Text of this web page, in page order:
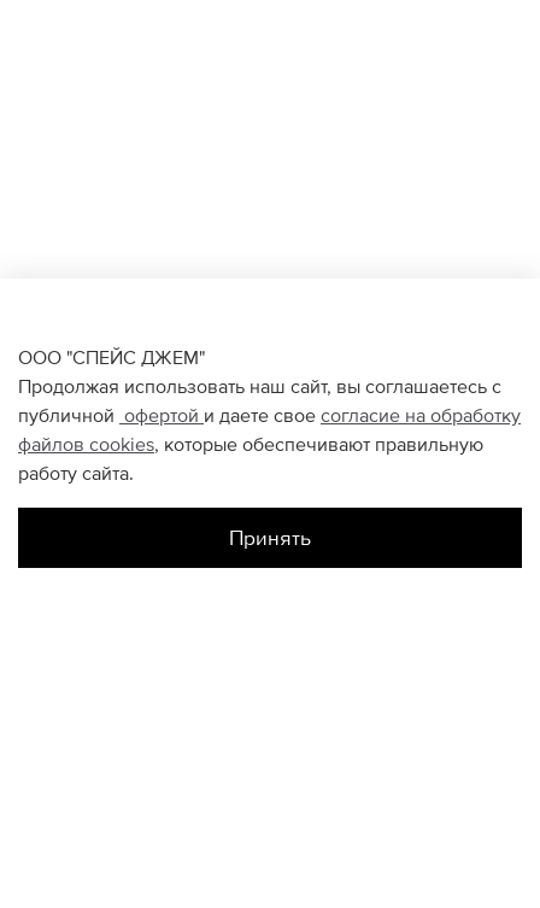
ООО "СПЕЙС ДЖЕМ"
Продолжая использовать наш сайт, вы соглашаетесь с
публичной офертой и даете свое согласие на обработку
файлов cookies, которые обеспечивают правильную
работу сайта.
Принять